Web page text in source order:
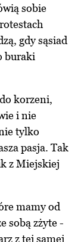
sobie
gdy sąsiad
buraki
korzeni,
i nie
tylko
pasja. Tak
z Miejskiej
mamy od
sobą zżyte -
z tej samej